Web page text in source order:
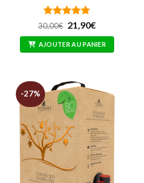
Note 4.74
30,00€ Le
prix
initial
était :
21,90€Le
actuel
est :
AJOUTER AU PANIER
-27%